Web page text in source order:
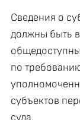
Сведения о
должны быть
по
субъектов